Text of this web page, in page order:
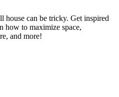
house can be tricky. Get inspired
how to maximize space,
and more!